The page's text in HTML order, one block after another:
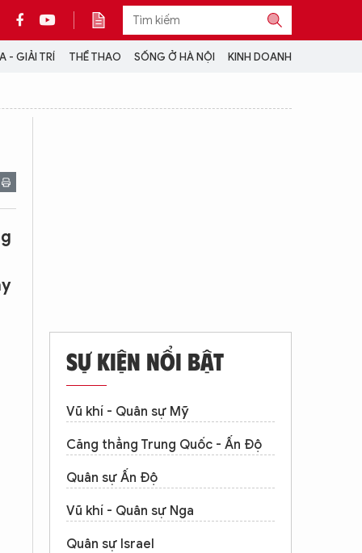
- GIẢI TRÍ THỂ THAO SỐNG Ở HÀ NỘI KINH DOANH
SỰ KIỆN NỔI BẬT
Vũ khí - Quân sự Mỹ
Căng thẳng Trung Quốc - Ấn Độ
Quân sự Ấn Độ
Vũ khí - Quân sự Nga
Quân sự Israel